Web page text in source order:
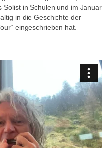
in Schulen und im Januar
in die Geschichte der
eingeschrieben hat.